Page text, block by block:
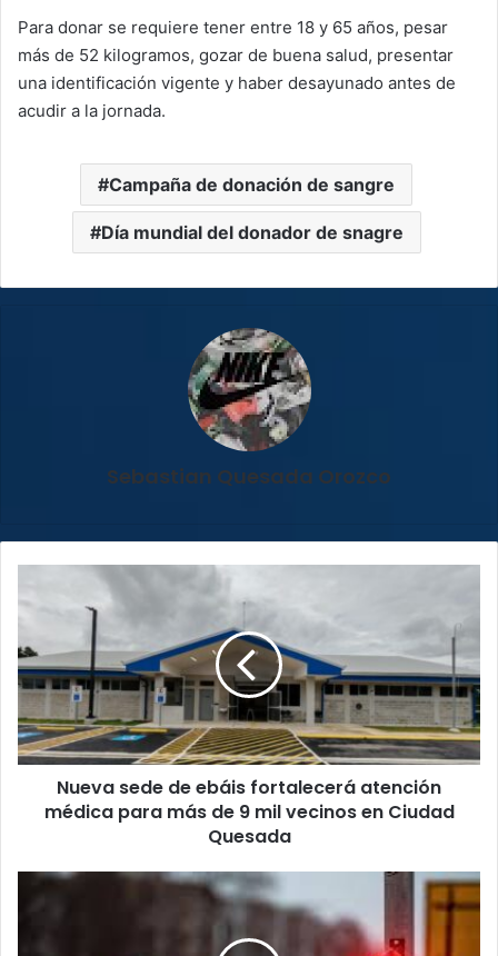
Para donar se requiere tener entre 18 y 65 años, pesar
más de 52 kilogramos, gozar de buena salud, presentar
una identificación vigente y haber desayunado antes de
acudir a la jornada.
Campaña de donación de sangre
Día mundial del donador de snagre
Sebastian Quesada Orozco
sede
de
ebáis
fortalecerá
atención
médica
para
más
Nueva sede de ebáis fortalecerá atención
médica para más de 9 mil vecinos en Ciudad
Quesada
Tránsito